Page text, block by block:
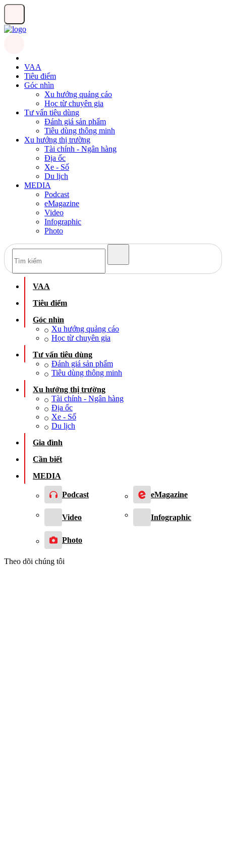
VAA
Tiêu điểm
Góc nhìn
Xu hướng quảng cáo
Học từ chuyên gia
Tư vấn tiêu dùng
Đánh giá sản phẩm
Tiêu dùng thông minh
Xu hướng thị trường
Tài chính - Ngân hàng
Địa ốc
Xe - Số
Du lịch
MEDIA
Podcast
eMagazine
Video
Infographic
Photo
VAA
Tiêu điểm
Góc nhìn
Xu hướng quảng cáo
Học từ chuyên gia
Tư vấn tiêu dùng
Đánh giá sản phẩm
Tiêu dùng thông minh
Xu hướng thị trường
Tài chính - Ngân hàng
Địa ốc
Xe - Số
Du lịch
Gia đình
Cần biết
MEDIA
Podcast eMagazine
Video Infographic
Photo
Theo dõi chúng tôi